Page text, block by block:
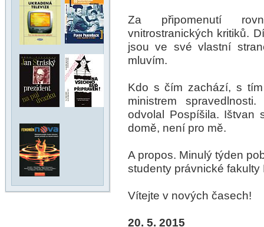
Za připomenutí
vnitrostranických kritiků.
jsou ve své vlastní
mluvím.
Kdo s čím zachází, s
ministrem
odvolal Pospíšila. Ištvan
domě, není pro mě.
A propos. Minulý týden
studenty právnické
Vítejte v nových časech!
20. 5. 2015